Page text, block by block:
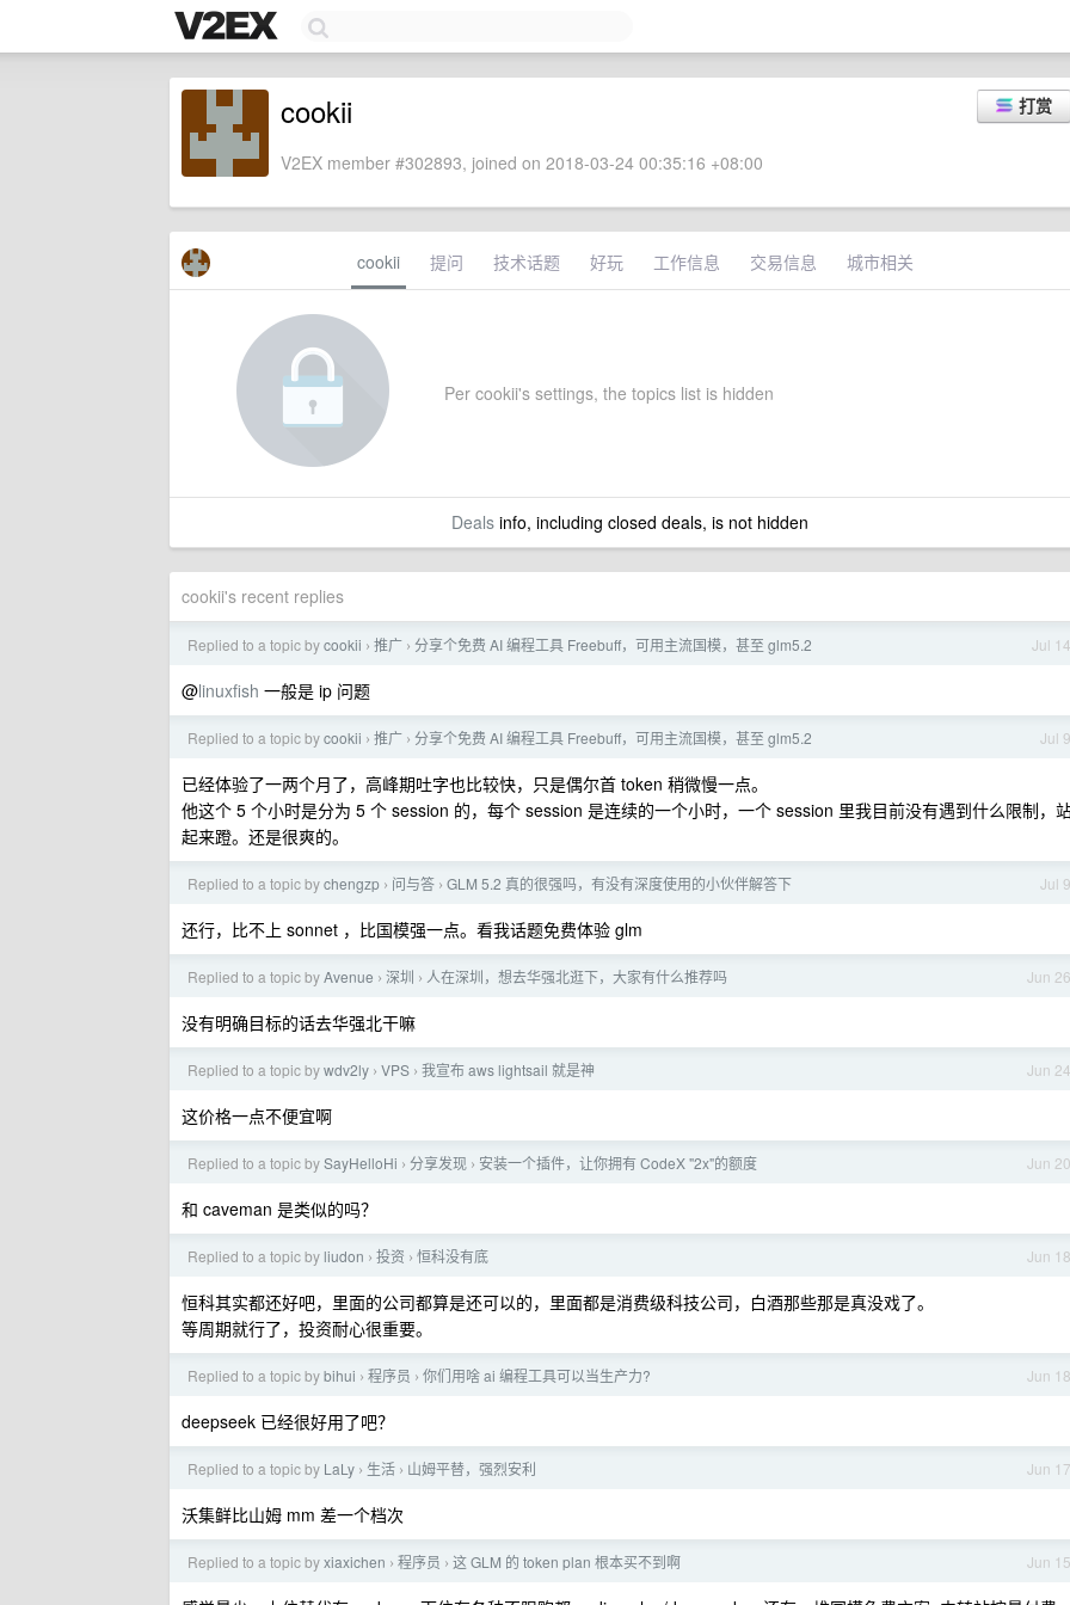
打赏
cookii
V2EX member #302893, joined on 2018-03-24 00:35:16 +08:00
cookii 提问 技术话题 好玩 工作信息 交易信息 城市相关
Per cookii's settings, the topics list is hidden
Dealsinfo, including closed deals, is not hidden
cookii's recent replies
Jul 14
Replied to a topic bycookii › 推广 › 分享个免费 AI 编程工具 Freebuff，可用主流国模，甚至 glm5.2
@linuxfish 一般是 ip 问题
Jul 9
Replied to a topic bycookii › 推广 › 分享个免费 AI 编程工具 Freebuff，可用主流国模，甚至 glm5.2
已经体验了一两个月了，高峰期吐字也比较快，只是偶尔首 token 稍微慢一点。
他这个 5 个小时是分为 5 个 session 的，每个 session 是连续的一个小时，一个 session 里我目前没有遇到什么限制，
起来蹬。还是很爽的。
Jul 9
Replied to a topic bychengzp › 问与答 › GLM 5.2 真的很强吗，有没有深度使用的小伙伴解答下
还行，比不上 sonnet ，比国模强一点。看我话题免费体验 glm
Jun 26
Replied to a topic byAvenue › 深圳 › 人在深圳，想去华强北逛下，大家有什么推荐吗
没有明确目标的话去华强北干嘛
Jun 24
Replied to a topic bywdv2ly › VPS › 我宣布 aws lightsail 就是神
这价格一点不便宜啊
Jun 20
Replied to a topic bySayHelloHi › 分享发现 › 安装一个插件，让你拥有 CodeX "2x"的额度
和 caveman 是类似的吗？
Jun 18
Replied to a topic by liudon › 投资 › 恒科没有底
恒科其实都还好吧，里面的公司都算是还可以的，里面都是消费级科技公司，白酒那些那是真没戏了。
等周期就行了，投资耐心很重要。
Jun 18
Replied to a topic bybihui › 程序员 › 你们用啥 ai 编程工具可以当生产力?
deepseek 已经很好用了吧？
Jun 17
Replied to a topic by LaLy › 生活 › 山姆平替，强烈安利
沃集鲜比山姆 mm 差一个档次
Jun 15
Replied to a topic byxiaxichen › 程序员 › 这 GLM 的 token plan 根本买不到啊